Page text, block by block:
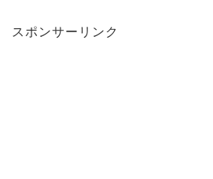
スポンサーリンク